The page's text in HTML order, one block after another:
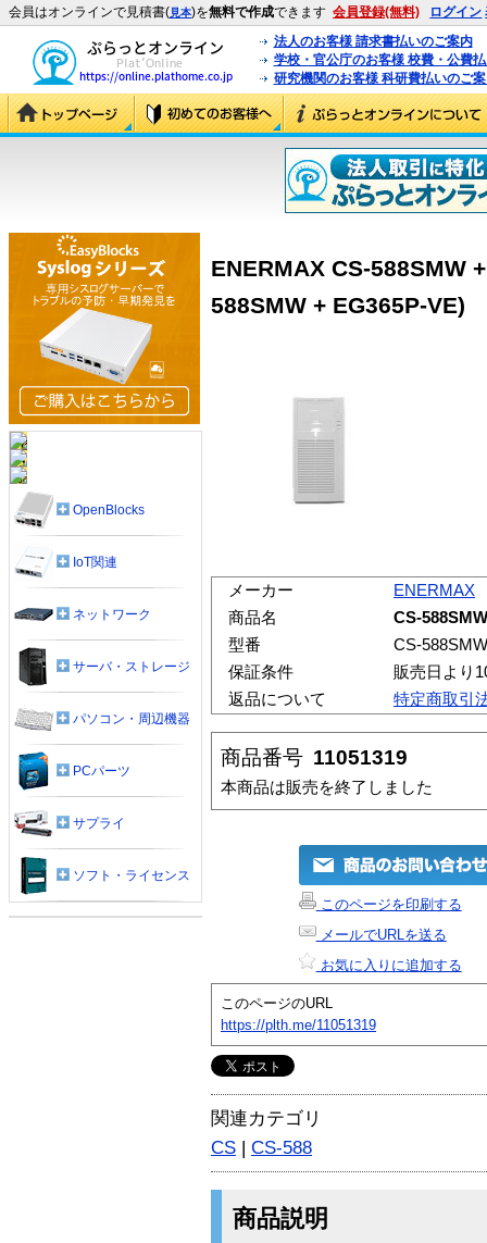
会員はオンラインで見積書(見本)を無料で作成できます 会員登録(無料) ログイン
法人のお客様 請求書払いのご案内
学校・官公庁のお客様 校費・公費
研究機関のお客様 科研費払いのご
ENERMAX CS-588SMW
588SMW + EG365P-VE)
メーカー
ENERMAX
商品名
CS-
型番
CS-
保証条件
販売日より
返品について
特定商取引
商品番号 11051319
本商品は販売を終了しました
このページを印刷する
メールでURLを送る
お気に入りに追加する
このページのURL
https://plth.me/11051319
関連カテゴリ
CS | CS-588
商品説明
OpenBlocks
IoT関連
ネットワーク
サーバ・ストレージ
パソコン・周辺機器
PCパーツ
サプライ
ソフト・ライセンス